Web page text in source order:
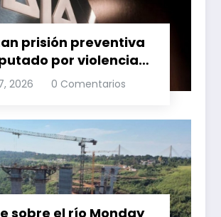
prisión preventiva
por violencia
2026 0 Comentarios
sobre el río Monday